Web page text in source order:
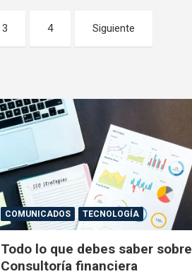
3 4 Siguiente
COMUNICADOS TECNOLOGÍA
Todo lo que debes saber sobre
Consultoría financiera